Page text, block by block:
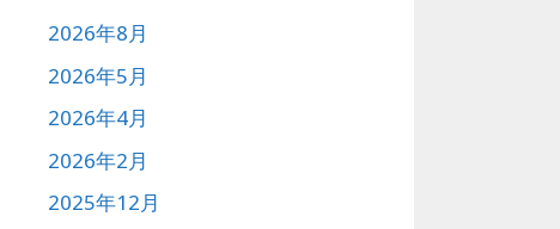
2026年8月
2026年5月
2026年4月
2026年2月
2025年12月